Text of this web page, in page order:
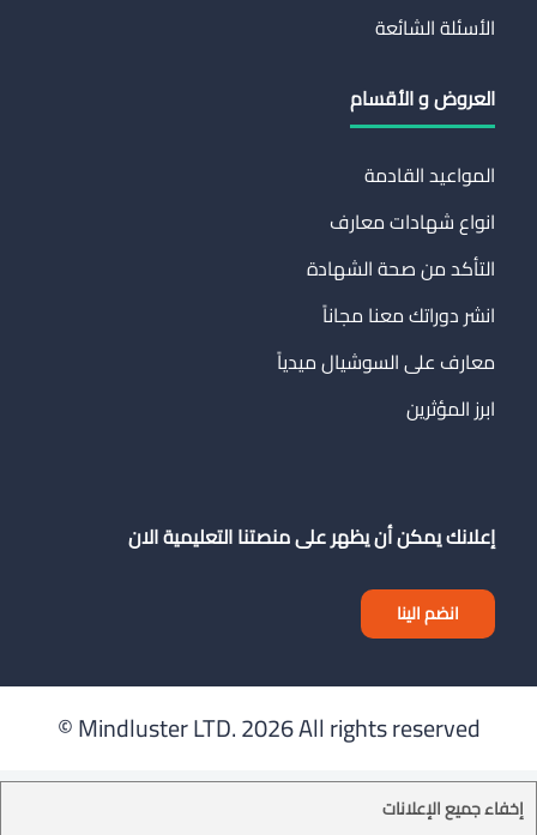
الأسئلة الشائعة
العروض و الأقسام
المواعيد القادمة
انواع شهادات معارف
التأكد من صحة الشهادة
انشر دوراتك معنا مجاناً
معارف على السوشيال ميدياً
ابرز المؤثرين
إعلانك يمكن أن يظهر على منصتنا التعليمية الان
انضم الينا
Mindluster LTD.2026 All rights reserved ©
إخفاء جميع الإعلانات